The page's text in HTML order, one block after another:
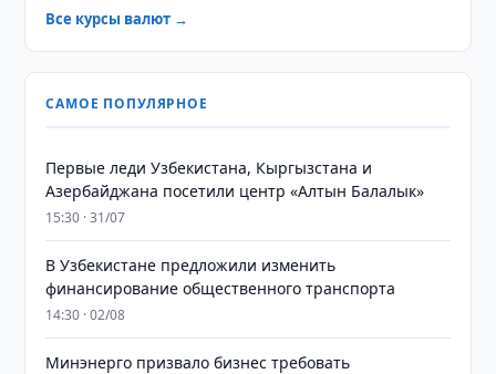
Все курсы валют →
САМОЕ ПОПУЛЯРНОЕ
Первые леди Узбекистана, Кыргызстана и
Азербайджана посетили центр «Алтын Балалык»
15:30 · 31/07
В Узбекистане предложили изменить
финансирование общественного транспорта
14:30 · 02/08
Минэнерго призвало бизнес требовать